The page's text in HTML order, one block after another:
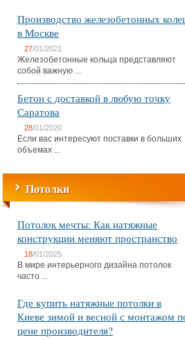
Производство железобетонных
в Москве
27/01/2021
Железобетонные кольца представляют
собой важную ...
Бетон с доставкой в любую точку
Саратова
28/01/2020
Если вас интересуют поставки в больших
объемах ...
Потолки
Потолок мечты: Как натяжные
конструкции меняют пространство
18/01/2025
В мире интерьерного дизайна потолок
часто ...
Где купить натяжные потолки в
Киеве зимой и весной с монтажом
цене производителя?